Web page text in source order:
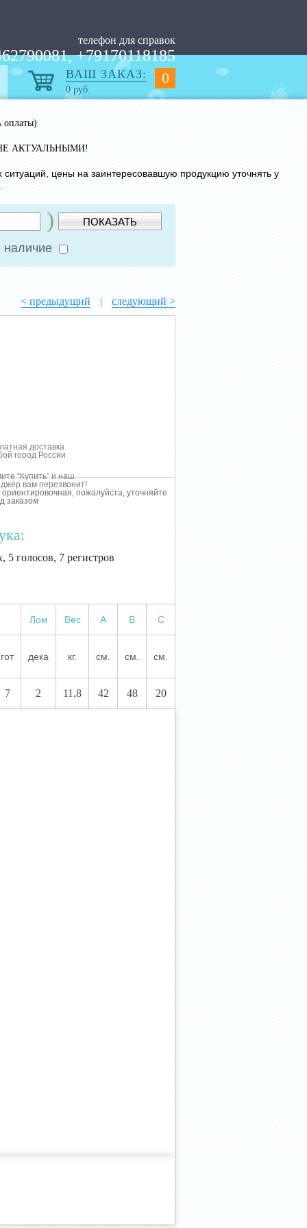
телефон для справок
+79170118185
0
ВАШ ЗАКАЗ:
0руб.
оплаты)
АКТУАЛЬНЫМИ!
цены на заинтересовавшую продукцию уточнять у
) ПОКАЗАТЬ
наличие
< предыдущий | следующий >
доставка
город России
“Купить” и наш
вам перезвонит!
пожалуйста, уточняйте
заказом
5 голосов, 7 регистров
Лом Вес А В С
гот дека кг. см. см. см.
7 2 11,8 42 48 20